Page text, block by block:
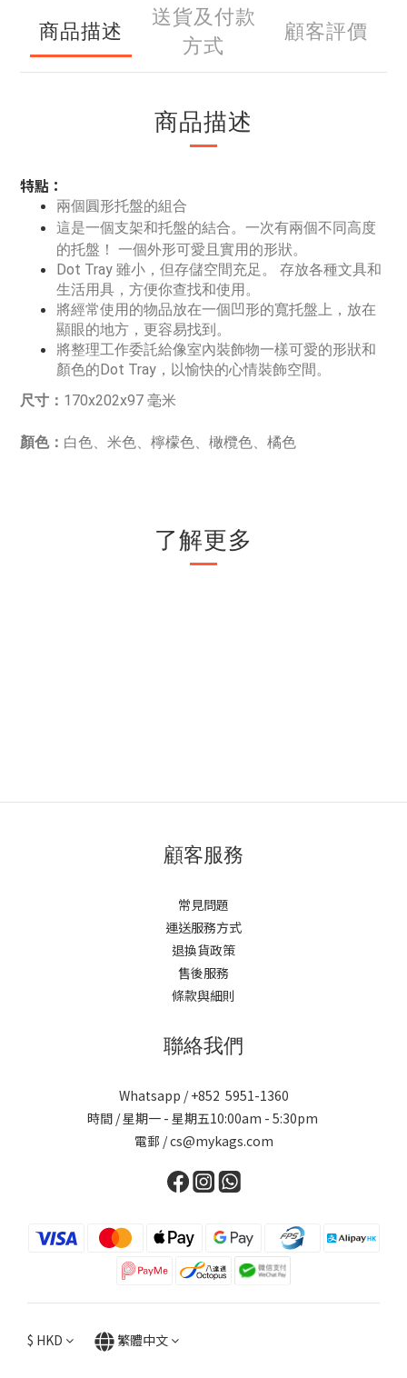
商品描述
送貨及付款
方式
顧客評價
商品描述
特點：
兩個圓形托盤的組合
這是一個支架和托盤的結合。 一次有兩個不同高度
的托盤！ 一個外形可愛且實用的形狀。
Dot Tray 雖小，但存儲空間充足。 存放各種文具和
生活用具，方便你查找和使用。
將經常使用的物品放在一個凹形的寬托盤上，放在
顯眼的地方，更容易找到。
將整理工作委託給像室內裝飾物一樣可愛的形狀和
顏色的Dot Tray，以愉快的心情裝飾空間。
尺寸： 170x202x97 毫米
顏色： 白色、米色、檸檬色、橄欖色、橘色
了解更多
顧客服務
常見問題
運送服務方式
退換貨政策
售後服務
條款與細則
聯絡我們
Whatsapp / +852 5951-1360
時間 / 星期一 - 星期五10:00am - 5:30pm
電郵 / cs@mykags.com
$ HKD 繁體中文